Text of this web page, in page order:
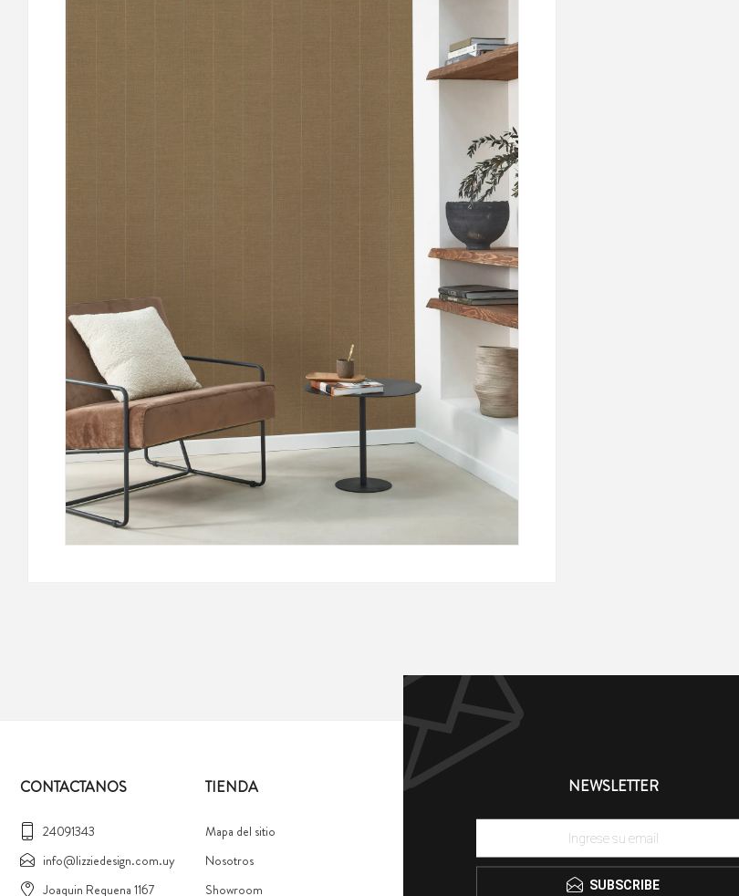
NEWSLETTER
SUBSCRIBE
CONTACTANOS
24091343
info@lizziedesign.com.uy
Joaquin Requena 1167
TIENDA
Mapa del sitio
Nosotros
Showroom